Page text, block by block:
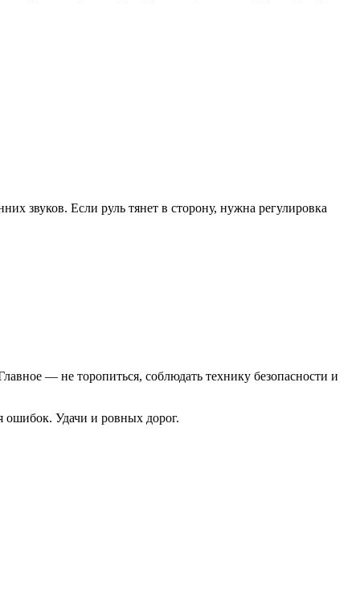
звуков. Если руль тянет в сторону, нужна регулировка
— не торопиться, соблюдать технику безопасности и
ошибок. Удачи и ровных дорог.